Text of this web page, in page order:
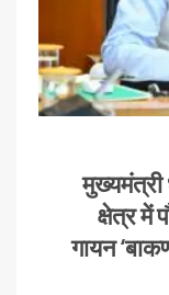
मुख्यमंत्री
क्षेत्र में
गायन